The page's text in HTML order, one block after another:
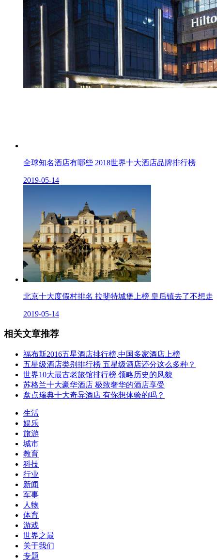
全球知名酒店有哪些 2018世界十大酒店品牌排行榜
2019-05-14
北京十大度假村排名 拉斐特城堡上榜 皇后镇去了不想走
2019-05-14
相关文章推荐
福布斯2016五星酒店排行榜,中国多家酒店上榜
五星级酒店类别排行榜 五星级酒店还分这么多种？
世界10大最古老旅馆排行榜 领略历史的风貌
苏格兰十大豪华酒店 极致奢华的酒店享受
盘点瑞典十大奇异酒店 有你想体验的吗？
生活
娱乐
旅游
城市
教育
科技
行业
新闻
军事
人物
体育
游戏
世界之最
关于我们
专题